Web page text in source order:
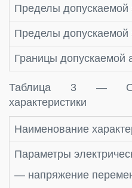
Пределы допускаемой
Пределы допускаемой
Границы допускаемой
Таблица 3 —
характеристики
Наименование
Параметры
— напряжение